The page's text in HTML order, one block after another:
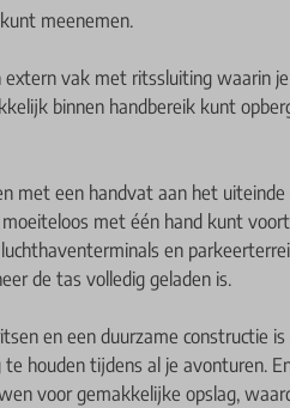
meenemen.
extern vak met ritssluiting waarin
binnen handbereik kunt
met een handvat aan het
met één hand kunt
en
de tas volledig geladen is.
en een duurzame constructie
houden tijdens al je avonturen.
voor gemakkelijke opslag,